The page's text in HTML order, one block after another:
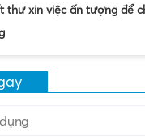
thư xin việc ấn tượng để